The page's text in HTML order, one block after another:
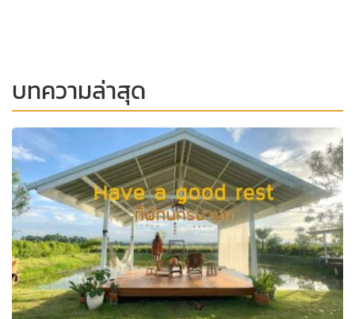
บทความล่าสุด